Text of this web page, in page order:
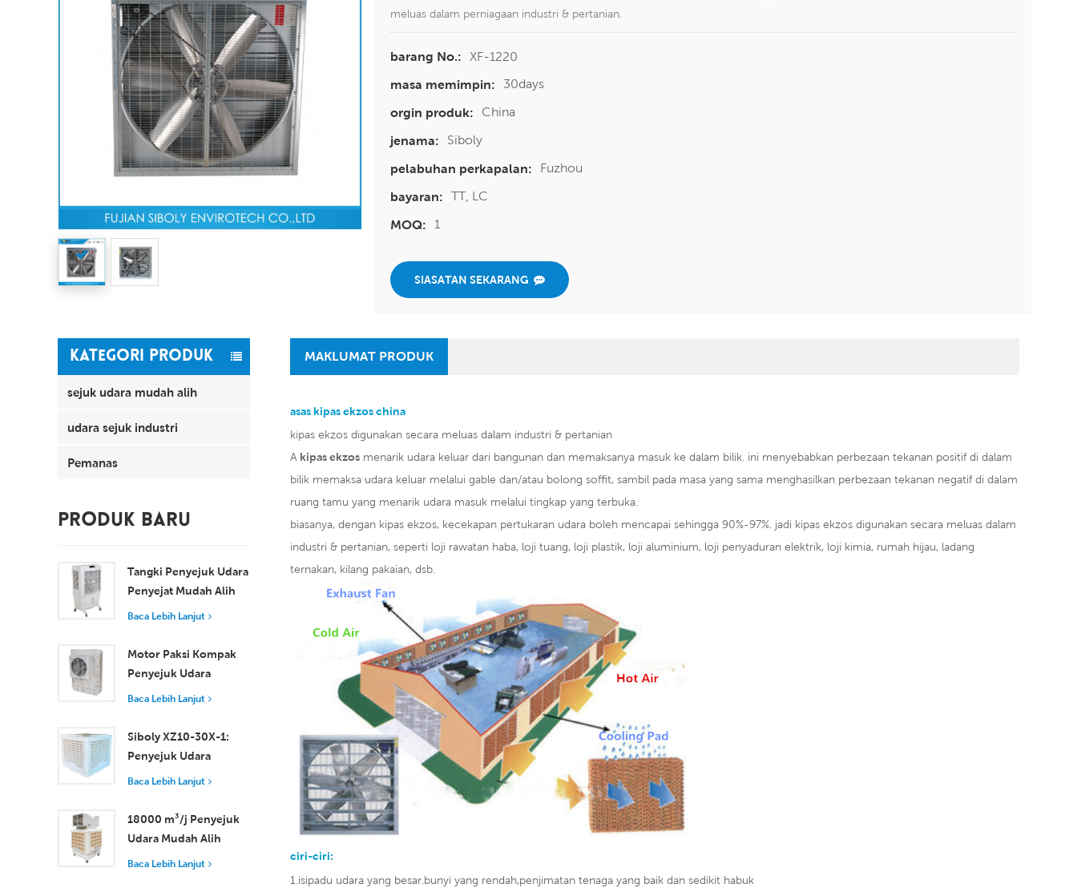
meluas dalam perniagaan industri & pertanian.
barang No.:
XF-1220
masa memimpin:
30days
orgin produk:
China
jenama:
Siboly
pelabuhan perkapalan:
Fuzhou
bayaran: TT, LC
MOQ:
1
SIASATAN SEKARANG
KATEGORI PRODUK
sejuk udara mudah alih
udara sejuk industri
Pemanas
PRODUK BARU
Tangki Penyejuk Udara
Penyejat Mudah Alih
100L 8000 m³/j XZ13-
Baca Lebih Lanjut
Motor Paksi Kompak
Penyejuk Udara
Tingkap Penyejukan
hingga Sederhana
Baca Lebih Lanjut
Siboly XZ10-30X-1:
Penyejuk Udara
Pengewapan
m3/j
Baca Lebih Lanjut
18000 m³/j Penyejuk
Udara Mudah Alih
Industri dengan Alat
Baca Lebih Lanjut
MAKLUMAT PRODUK
asas kipas ekzos china
kipas ekzos digunakan secara meluas dalam industri & pertanian
A kipas ekzos menarik udara keluar dari bangunan dan memaksanya masuk ke dalam bilik. ini menyebabkan perbezaan tekanan positif di dalam
bilik memaksa udara keluar melalui gable dan/atau bolong soffit, sambil pada masa yang sama menghasilkan perbezaan tekanan negatif di dalam
ruang tamu yang menarik udara masuk melalui tingkap yang terbuka.
biasanya, dengan kipas ekzos, kecekapan pertukaran udara boleh mencapai sehingga 90%-97%. jadi kipas ekzos digunakan secara meluas dalam
industri & pertanian, seperti loji rawatan haba, loji tuang, loji plastik, loji aluminium, loji penyaduran elektrik, loji kimia, rumah hijau, ladang
ternakan, kilang pakaian, dsb.
ciri-ciri:
1.isipadu udara yang besar.bunyi yang rendah,penjimatan tenaga yang baik dan sedikit habuk